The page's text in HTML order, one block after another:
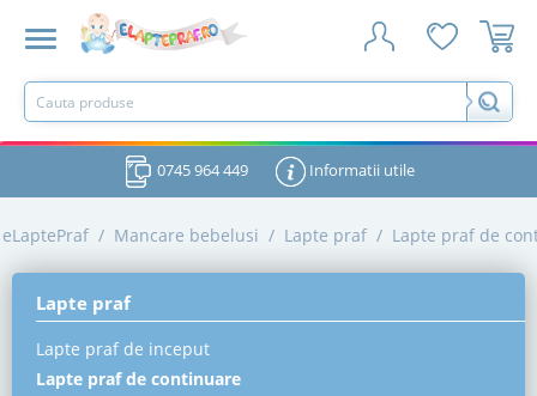
0745 964 449 Informatii utile
eLaptePraf / Mancare bebelusi / Lapte praf / Lapte praf de
Lapte praf
Lapte praf de inceput
Lapte praf de continuare